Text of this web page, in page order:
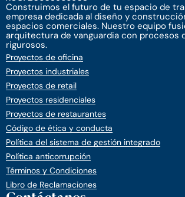
Construimos el futuro de tu espacio de
empresa dedicada al diseño y
espacios comerciales. Nuestro equipo
arquitectura de vanguardia con procesos
rigurosos.
Proyectos de oficina
Proyectos industriales
Proyectos de retail
Proyectos residenciales
Proyectos de restaurantes
Código de ética y conducta
Política del sistema de gestión integrado
Política anticorrupción
Términos y Condiciones
Libro de Reclamaciones